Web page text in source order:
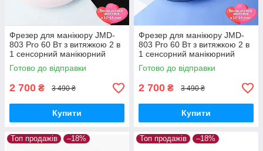
Фрезер для манікюру JMD-
803 Pro 60 Вт з витяжкою 2 в
1 сенсорний манікюрний
апарат для зняття гель лаку з
фрезами
Готово до відправки
2 700 ₴ 3 490 ₴
Купити
Фрезер для манікюру JMD-
803 Pro 60 Вт з витяжкою 2 в
1 сенсорний манікюрний
апарат для зняття гель лаку з
фрезами
Готово до відправки
2 700 ₴ 3 490 ₴
Купити
Топ продажів –18% Топ продажів –18%